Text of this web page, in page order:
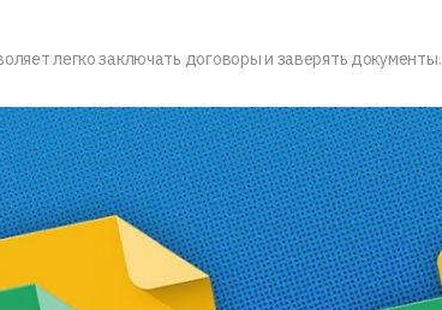
легко заключать договоры и заверять документы.